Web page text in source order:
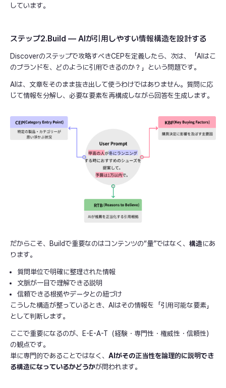
しています。
ステップ2.Build — AIが引用しやすい情報構造を設計する
Discoverのステップで攻略すべきCEPを定義したら、次は、「AIはこ
のブランドを、どのように引用できるのか？」という問題です。
AIは、文章をそのまま抜き出して使うわけではありません。質問に応
じて情報を分解し、必要な要素を再構成しながら回答を生成します。
だからこそ、Buildで重要なのはコンテンツの“量”ではなく、 構造にあ
ります。
質問単位で明確に整理された情報
文脈が一目で理解できる説明
信頼できる根拠やデータとの紐づけ
こうした構造が整っているとき、AIはその情報を「引用可能な要素」
として判断します。
ここで重要になるのが、E-E-A-T（経験・専門性・権威性・信頼性）
の観点です。
単に専門的であることではなく、 AIがその正当性を論理的に説明でき
る構造になっているかどうかが問われます。